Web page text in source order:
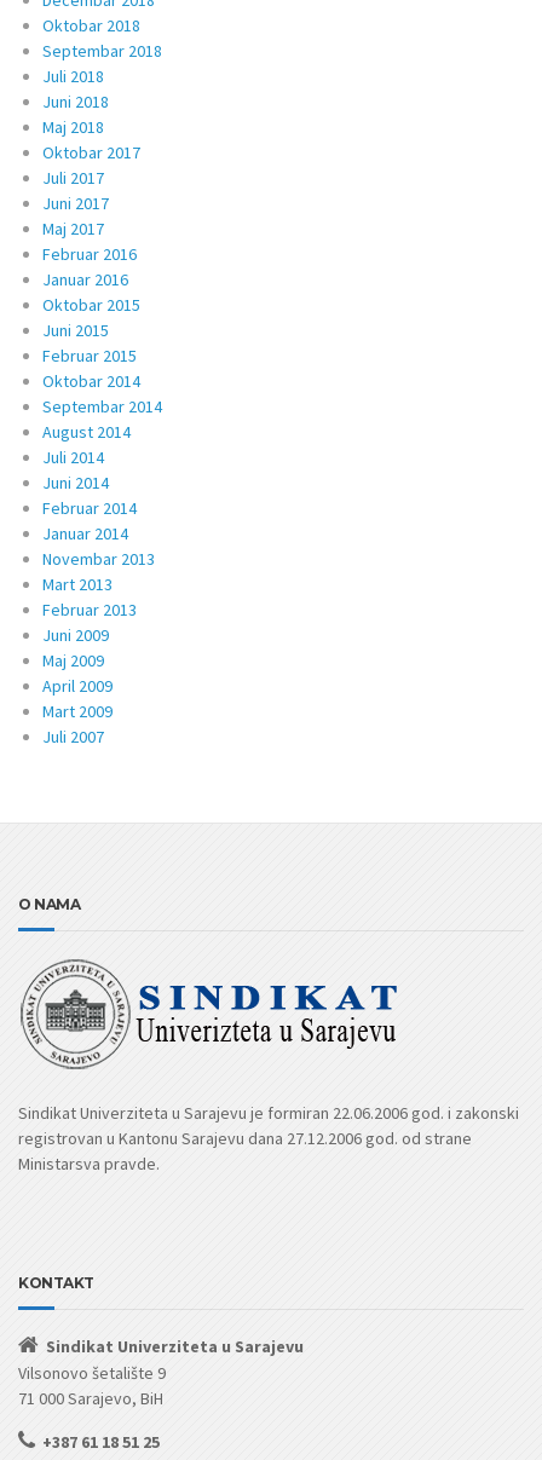
Oktobar 2018
Septembar 2018
Juli 2018
Juni 2018
Maj 2018
Oktobar 2017
Juli 2017
Juni 2017
Maj 2017
Februar 2016
Januar 2016
Oktobar 2015
Juni 2015
Februar 2015
Oktobar 2014
Septembar 2014
August 2014
Juli 2014
Juni 2014
Februar 2014
Januar 2014
Novembar 2013
Mart 2013
Februar 2013
Juni 2009
Maj 2009
April 2009
Mart 2009
Juli 2007
O NAMA
Sindikat Univerziteta u Sarajevu je formiran 22.06.2006 god. i zakonski
registrovan u Kantonu Sarajevu dana 27.12.2006 god. od strane
Ministarsva pravde.
KONTAKT
Sindikat Univerziteta u Sarajevu
Vilsonovo šetalište 9
71 000 Sarajevo, BiH
+387 61 18 51 25